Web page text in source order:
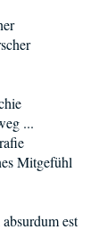
...
Mitgefühl
est